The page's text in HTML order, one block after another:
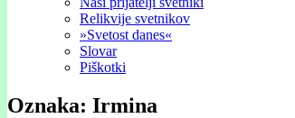
Relikvije svetnikov
»Svetost danes«
Slovar
Piškotki
Oznaka: Irmina